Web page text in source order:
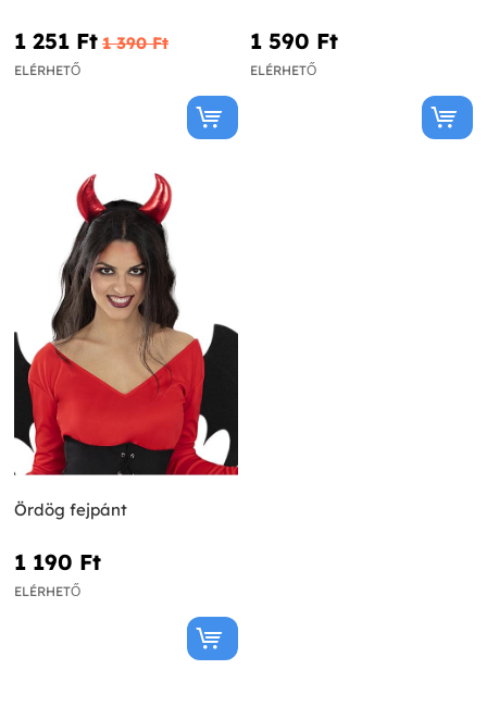
1 251 Ft‎ 1 390 Ft‎
ELÉRHETŐ
1 590 Ft‎
ELÉRHETŐ
Ördög fejpánt
1 190 Ft‎
ELÉRHETŐ